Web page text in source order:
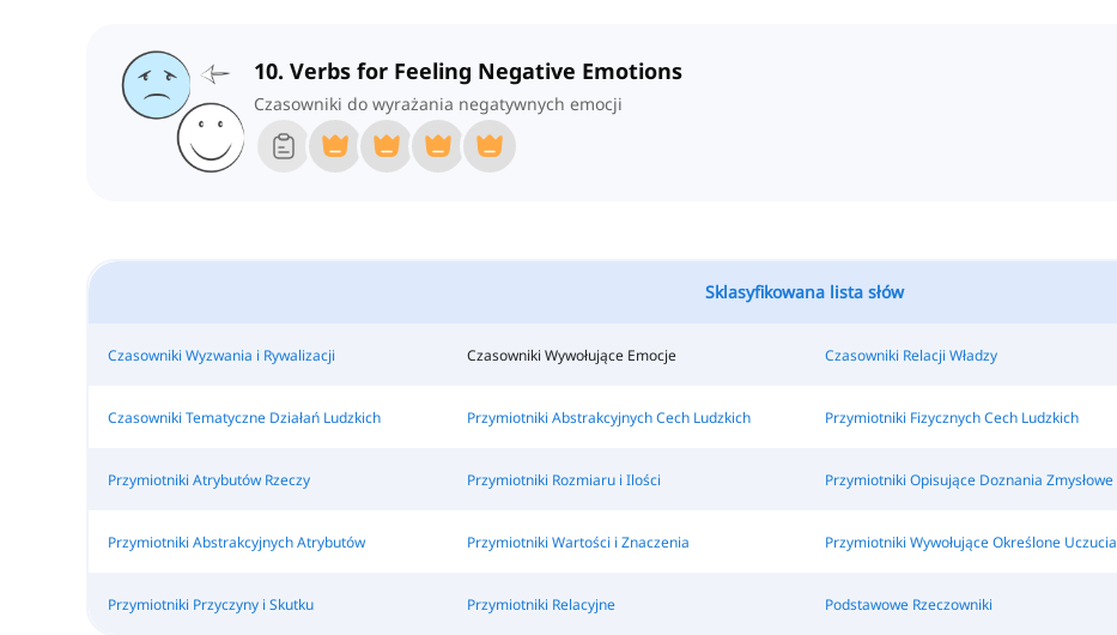
10. Verbs for Feeling Negative Emotions
Czasowniki do wyrażania negatywnych emocji
Sklasyfikowana lista słów
Czasowniki Wyzwania i Rywalizacji Czasowniki Wywołujące Emocje Czasowniki Relacji Władzy
Czasowniki Tematyczne Działań Ludzkich Przymiotniki Abstrakcyjnych Cech Ludzkich Przymiotniki Fizycznych Cech Ludzkich
Przymiotniki Atrybutów Rzeczy Przymiotniki Rozmiaru i Ilości Przymiotniki Opisujące Doznania Zmysłowe
Przymiotniki Abstrakcyjnych Atrybutów Przymiotniki Wartości i Znaczenia Przymiotniki Wywołujące Określone Uczucia
Przymiotniki Przyczyny i Skutku Przymiotniki Relacyjne Podstawowe Rzeczowniki